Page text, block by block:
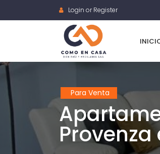
Login or Register
Para Venta